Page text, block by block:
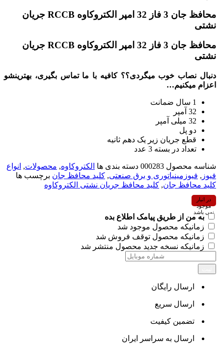
محافظ جان 3 فاز 32 امپر الكتروكاوه RCCB جريان
نشتی
محافظ جان 3 فاز 32 امپر الكتروكاوه RCCB جريان
نشتی
دنبال نصاب خوب میگردی؟؟ کافیه با ما تماس بگیری، بهترینشو
اعزام میکنیم…
1 سال ضمانت
32 آمپر
32 میلی آمپر
دو پل
قطع جریان زیر یک دهم ثانیه
تعداد در بسته 3 عدد
شناسه محصول 000283 دسته بندی ها الکتروکاوه, محصولات, انواع
فیوز , فیوزمینیاتوری و برق صنعتی, کلید محافظ جان برچسب ها
کلید محافظ جان, کلید محافظ جریان نشتی الکتروکاوه
در انبار
موجود
نمی باشد
به من از طریق پیامک اطلاع بده
زمانیکه محصول موجود شد
زمانیکه محصول توقف فروش شد
زمانیکه نسخه جدید محصول منتشر شد
ارسال رایگان
ارسال سریع
تضمین کیفیت
ارسال به سراسر ایران